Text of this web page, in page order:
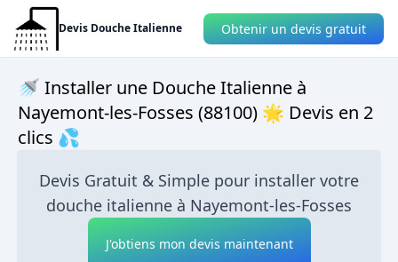
Devis Douche Italienne Obtenir un devis gratuit
🚿 Installer une Douche Italienne à
Nayemont-les-Fosses (88100) 🌟 Devis en 2
clics 💦
Devis Gratuit & Simple pour installer votre
douche italienne à Nayemont-les-Fosses
J'obtiens mon devis maintenant